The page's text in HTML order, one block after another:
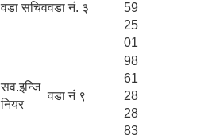
वडा सचिववडा नं. ३
59
25
01
सव.इन्जि
नियर
वडा नं ९
98
61
28
28
83